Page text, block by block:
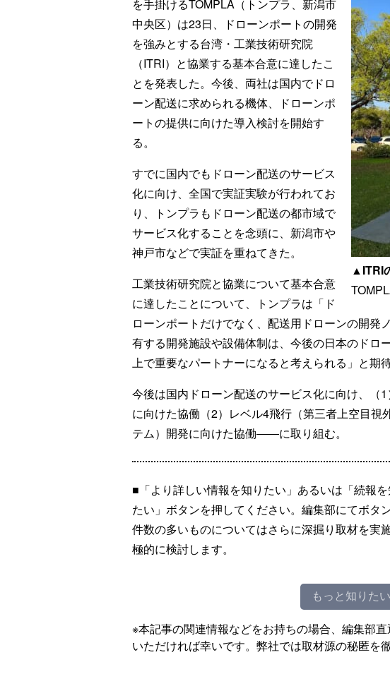
▲ITRI
を手掛けるTOMPLA（トンプラ、新潟市
中央区）は23日、ドローンポートの開発
を強みとする台湾・工業技術研究院
（ITRI）と協業する基本合意に達したこ
とを発表した。今後、両社は国内でドロ
ーン配送に求められる機体、ドローンポ
ートの提供に向けた導入検討を開始す
る。
すでに国内でもドローン配送のサービス
化に向け、全国で実証実験が行われてお
り、トンプラもドローン配送の都市域で
サービス化することを念頭に、新潟市や
神戸市などで実証を重ねてきた。
工業技術研究院と協業について基本合意
に達したことについて、トンプラは「ド
ローンポートだけでなく、配送用ドローンの開発
有する開発施設や設備体制は、今後の日本のドロ
上で重要なパートナーになると考えられる」と期待
今後は国内ドローン配送のサービス化に向け、（
に向けた協働（2）レベル4飛行（第三者上空目視
テム）開発に向けた協働――に取り組む。
■「より詳しい情報を知りたい」あるいは「続報
たい」ボタンを押してください。編集部にてボタ
件数の多いものについてはさらに深掘り取材を実
極的に検討します。
もっと知りたい
※本記事の関連情報などをお持ちの場合、編集部
いただければ幸いです。弊社では取材源の秘匿を